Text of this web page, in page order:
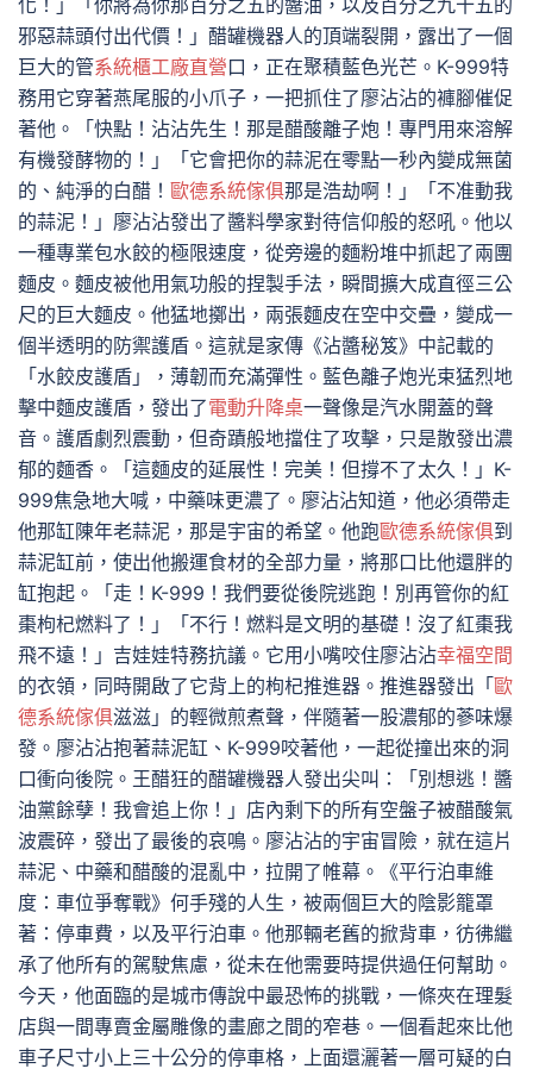
化！」「你將為你那百分之五的醬油，以及百分之九十五的
邪惡蒜頭付出代價！」醋罐機器人的頂端裂開，露出了一個
巨大的管系統櫃工廠直營口，正在聚積藍色光芒。K-999特
務用它穿著燕尾服的小爪子，一把抓住了廖沾沾的褲腳催促
著他。「快點！沾沾先生！那是醋酸離子炮！專門用來溶解
有機發酵物的！」「它會把你的蒜泥在零點一秒內變成無菌
的、純淨的白醋！ 歐德系統傢俱那是浩劫啊！」「不准動我
的蒜泥！」廖沾沾發出了醬料學家對待信仰般的怒吼。他以
一種專業包水餃的極限速度，從旁邊的麵粉堆中抓起了兩團
麵皮。麵皮被他用氣功般的捏製手法，瞬間擴大成直徑三公
尺的巨大麵皮。他猛地擲出，兩張麵皮在空中交疊，變成一
個半透明的防禦護盾。這就是家傳《沾醬秘笈》中記載的
「水餃皮護盾」，薄韌而充滿彈性。藍色離子炮光束猛烈地
擊中麵皮護盾，發出了電動升降桌一聲像是汽水開蓋的聲
音。護盾劇烈震動，但奇蹟般地擋住了攻擊，只是散發出濃
郁的麵香。「這麵皮的延展性！完美！但撐不了太久！」K-
999焦急地大喊，中藥味更濃了。廖沾沾知道，他必須帶走
他那缸陳年老蒜泥，那是宇宙的希望。他跑歐德系統傢俱到
蒜泥缸前，使出他搬運食材的全部力量，將那口比他還胖的
缸抱起。「走！K-999！我們要從後院逃跑！別再管你的紅
棗枸杞燃料了！」「不行！燃料是文明的基礎！沒了紅棗我
飛不遠！」吉娃娃特務抗議。它用小嘴咬住廖沾沾幸福空間
的衣領，同時開啟了它背上的枸杞推進器。推進器發出「歐
德系統傢俱滋滋」的輕微煎煮聲，伴隨著一股濃郁的蔘味爆
發。廖沾沾抱著蒜泥缸、K-999咬著他，一起從撞出來的洞
口衝向後院。王醋狂的醋罐機器人發出尖叫：「別想逃！醬
油黨餘孽！我會追上你！」店內剩下的所有空盤子被醋酸氣
波震碎，發出了最後的哀鳴。廖沾沾的宇宙冒險，就在這片
蒜泥、中藥和醋酸的混亂中，拉開了帷幕。《平行泊車維
度：車位爭奪戰》何手殘的人生，被兩個巨大的陰影籠罩
著：停車費，以及平行泊車。他那輛老舊的掀背車，彷彿繼
承了他所有的駕駛焦慮，從未在他需要時提供過任何幫助。
今天，他面臨的是城市傳說中最恐怖的挑戰，一條夾在理髮
店與一間專賣金屬雕像的畫廊之間的窄巷。一個看起來比他
車子尺寸小上三十公分的停車格，上面還灑著一層可疑的白